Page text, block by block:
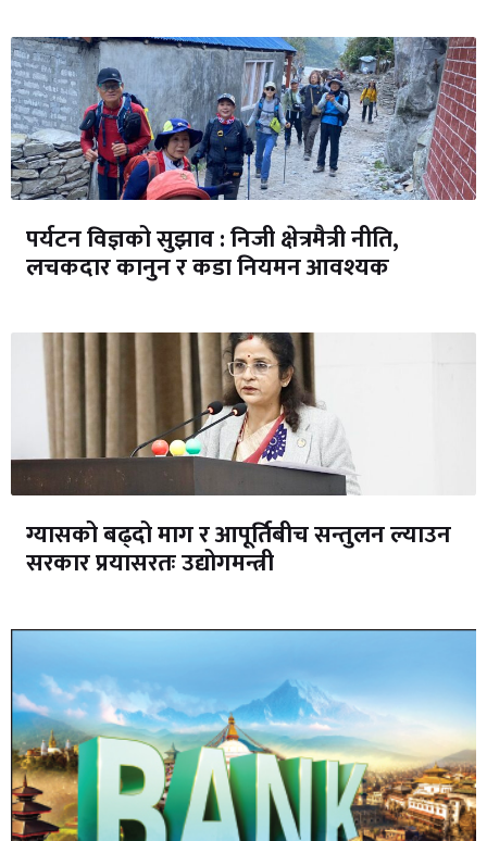
पर्यटन विज्ञको सुझाव : निजी क्षेत्रमैत्री नीति,
लचकदार कानुन र कडा नियमन आवश्यक
ग्यासको बढ्दो माग र आपूर्तिबीच सन्तुलन ल्याउन
सरकार प्रयासरतः उद्योगमन्त्री